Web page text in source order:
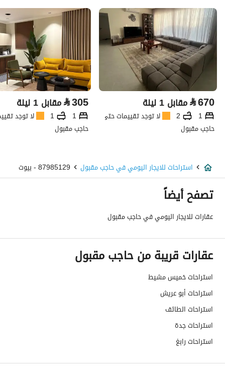
⃁670 مقابل 1 ليلة
1
2
لا توجد تقييمات حتى الآن
حاجب مقبول
⃁305 مقابل 1 ليلة
1
1
لا توجد
حاجب مقبول
استراحات للايجار اليومي في حاجب مقبول 87985129 - بيوت
تصفح أيضاً
عقارات للايجار اليومي في حاجب مقبول
عقارات قريبة من حاجب مقبول
استراحات خميس مشيط
استراحات أبو عريش
استراحات الطائف
استراحات جدة
استراحات رابغ